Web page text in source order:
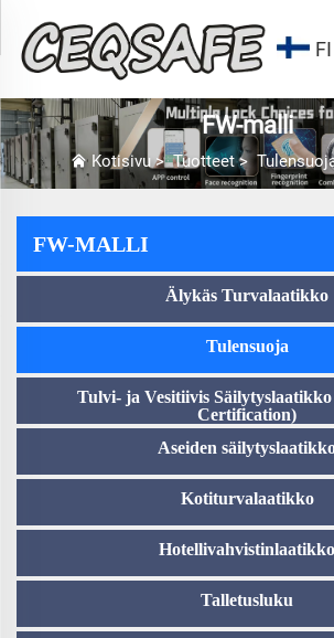
FI
FW-malli
Kotisivu>Tuotteet>
FW-MALLI
Älykäs Turvalaatikko
Tulensuoja
Tulvi- ja Vesitiivis
Certification)
Aseiden
Kotiturvalaatikko
Hotellivahvistinlaatikko
Talletusluku